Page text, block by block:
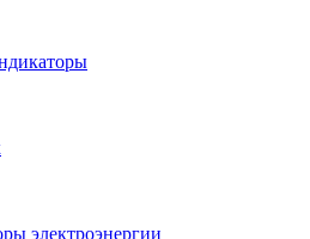
электроэнергии